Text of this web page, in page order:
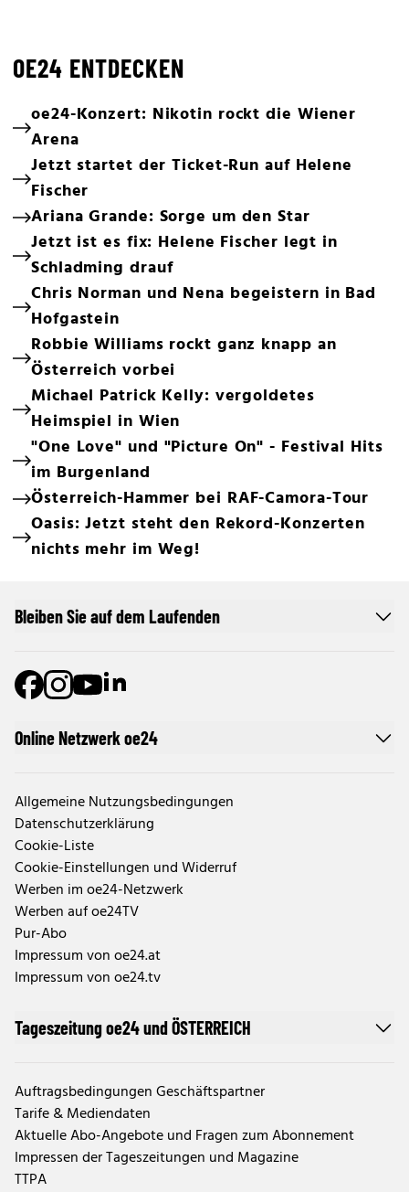
OE24 ENTDECKEN
oe24-Konzert: Nikotin rockt die Wiener
Arena
Jetzt startet der Ticket-Run auf Helene
Fischer
Ariana Grande: Sorge um den Star
Jetzt ist es fix: Helene Fischer legt in
Schladming drauf
Chris Norman und Nena begeistern in Bad
Hofgastein
Robbie Williams rockt ganz knapp an
Österreich vorbei
Michael Patrick Kelly: vergoldetes
Heimspiel in Wien
"One Love" und "Picture On" - Festival Hits
im Burgenland
Österreich-Hammer bei RAF-Camora-Tour
Oasis: Jetzt steht den Rekord-Konzerten
nichts mehr im Weg!
Online Netzwerk oe24
Allgemeine Nutzungsbedingungen
Datenschutzerklärung
Cookie-Liste
Cookie-Einstellungen und Widerruf
Werben im oe24-Netzwerk
Werben auf oe24TV
Pur-Abo
Impressum von oe24.at
Impressum von oe24.tv
Tageszeitung oe24 und ÖSTERREICH
Auftragsbedingungen Geschäftspartner
Tarife & Mediendaten
Aktuelle Abo-Angebote und Fragen zum Abonnement
Impressen der Tageszeitungen und Magazine
TTPA
Bleiben Sie auf dem Laufenden